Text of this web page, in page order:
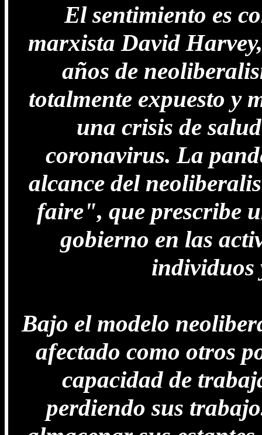
El sentimiento es
marxista David
años de
totalmente expuesto y
una crisis de
coronavirus. La
alcance del
faire", que prescribe
gobierno en las
individuos
Bajo el modelo
afectado como otros
capacidad de
perdiendo sus